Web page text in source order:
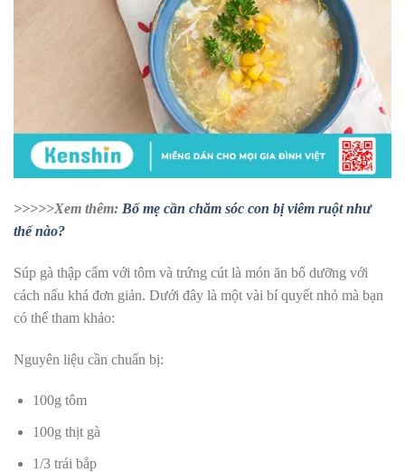
>>>>>Xem thêm: Bố mẹ cần chăm sóc con bị viêm ruột như
thế nào?
Súp gà thập cẩm với tôm và trứng cút là món ăn bổ dưỡng với
cách nấu khá đơn giản. Dưới đây là một vài bí quyết nhỏ mà bạn
có thể tham khảo:
Nguyên liệu cần chuẩn bị:
100g tôm
100g thịt gà
1/3 trái bắp